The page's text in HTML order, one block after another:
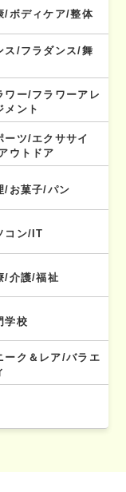
/ボディケア/整体
ス/フラダンス/舞
ワー/フラワーアレ
メント
ーツ/エクササイ
ウトドア
/お菓子/パン
コン/IT
/介護/福祉
学校
ーク＆レア/バラエ